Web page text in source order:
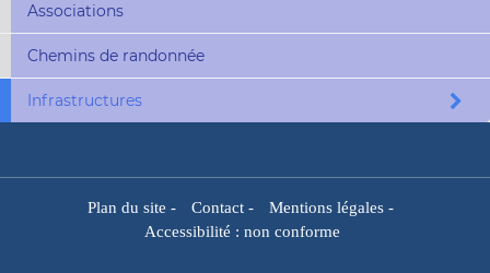
Associations
Chemins de randonnée
Infrastructures
Plan du site - Contact- Mentions légales-
Accessibilité : non conforme